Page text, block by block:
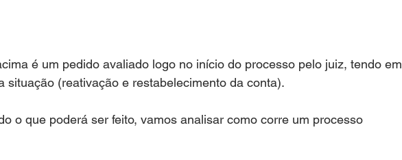
é um pedido avaliado logo no início do processo pelo juiz, tendo em
situação (reativação e restabelecimento da conta).
o que poderá ser feito, vamos analisar como corre um processo